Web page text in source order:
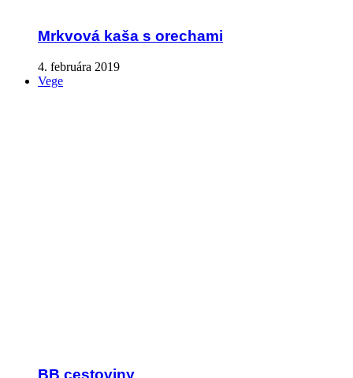
Mrkvová kaša s orechami
4. februára 2019
Vege